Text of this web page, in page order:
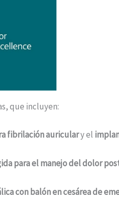
que incluyen:
fibrilación auriculary el
para el manejo del dolor
con balón en cesárea de